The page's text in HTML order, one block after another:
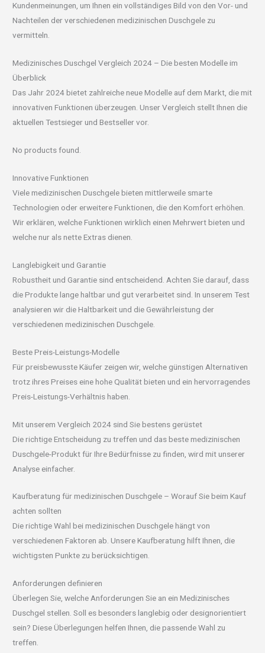
Kundenmeinungen, um Ihnen ein vollständiges Bild von den Vor- und
Nachteilen der verschiedenen medizinischen Duschgele zu
vermitteln.
Medizinisches Duschgel Vergleich 2024 – Die besten Modelle im
Überblick
Das Jahr 2024 bietet zahlreiche neue Modelle auf dem Markt, die mit
innovativen Funktionen überzeugen. Unser Vergleich stellt Ihnen die
aktuellen Testsieger und Bestseller vor.
No products found.
Innovative Funktionen
Viele medizinischen Duschgele bieten mittlerweile smarte
Technologien oder erweitere Funktionen, die den Komfort erhöhen.
Wir erklären, welche Funktionen wirklich einen Mehrwert bieten und
welche nur als nette Extras dienen.
Langlebigkeit und Garantie
Robustheit und Garantie sind entscheidend. Achten Sie darauf, dass
die Produkte lange haltbar und gut verarbeitet sind. In unserem Test
analysieren wir die Haltbarkeit und die Gewährleistung der
verschiedenen medizinischen Duschgele.
Beste Preis-Leistungs-Modelle
Für preisbewusste Käufer zeigen wir, welche günstigen Alternativen
trotz ihres Preises eine hohe Qualität bieten und ein hervorragendes
Preis-Leistungs-Verhältnis haben.
Mit unserem Vergleich 2024 sind Sie bestens gerüstet
Die richtige Entscheidung zu treffen und das beste medizinischen
Duschgele-Produkt für Ihre Bedürfnisse zu finden, wird mit unserer
Analyse einfacher.
Kaufberatung für medizinischen Duschgele – Worauf Sie beim Kauf
achten sollten
Die richtige Wahl bei medizinischen Duschgele hängt von
verschiedenen Faktoren ab. Unsere Kaufberatung hilft Ihnen, die
wichtigsten Punkte zu berücksichtigen.
Anforderungen definieren
Überlegen Sie, welche Anforderungen Sie an ein Medizinisches
Duschgel stellen. Soll es besonders langlebig oder designorientiert
sein? Diese Überlegungen helfen Ihnen, die passende Wahl zu
treffen.